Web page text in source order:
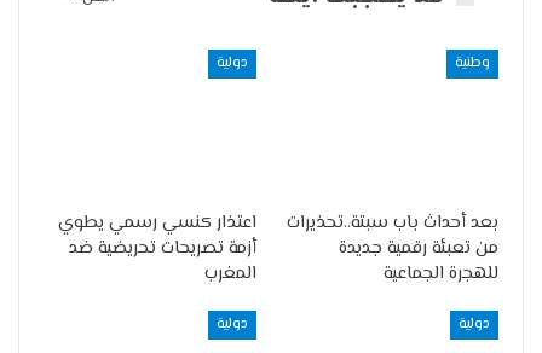
وطنية
بعد أحداث باب سبتة..تحذيرات
من تعبئة رقمية جديدة
للهجرة الجماعية
دولية
اعتذار كنسي رسمي يطوي
أزمة تصريحات تحريضية ضد
المغرب
دولية دولية